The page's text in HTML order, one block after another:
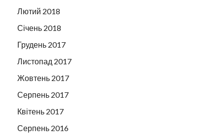
Лютий 2018
Січень 2018
Грудень 2017
Листопад 2017
Жовтень 2017
Серпень 2017
Квітень 2017
Серпень 2016